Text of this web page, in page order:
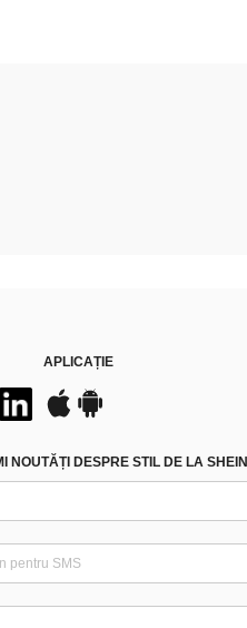
APLICAȚIE
NOUTĂȚI DESPRE STIL DE LA SHEIN